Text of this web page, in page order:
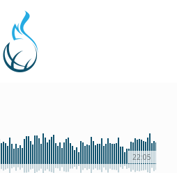
22:05